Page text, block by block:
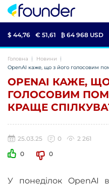
$ 44,76 € 51,61 ₿ 64 968 USD
Головна
Новини
OpenAI каже, що з його голосовим
OPENAI КАЖЕ,
ГОЛОСОВИМ
КРАЩЕ
25.03.25 0
2 261
0
0
У понеділок OpenAI